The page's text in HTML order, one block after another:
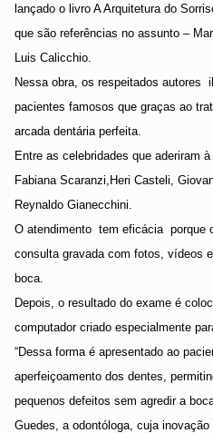
lançado o livro A Arquitetura do
que são referências no assunto –
Luis Calicchio.
Nessa obra, os respeitados autores
pacientes famosos que graças ao
arcada dentária perfeita.
Entre as celebridades que aderiram
Fabiana Scaranzi,Heri Casteli,
Reynaldo Gianecchini.
O atendimento tem eficácia porque
consulta gravada com fotos, vídeos
boca.
Depois, o resultado do exame é
computador criado especialmente
“Dessa forma é apresentado ao
aperfeiçoamento dos dentes,
pequenos defeitos sem agredir a
Guedes, a odontóloga, cuja